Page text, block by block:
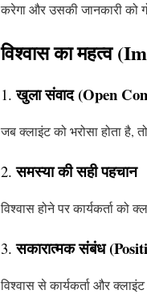
करेगा और उसकी जानकारी को
विश्वास का महत्व
1.खुला संवाद (Open
जब क्लाइंट को भरोसा होता है,
2.समस्या की सही पहचान
विश्वास होने पर कार्यकर्ता को
3.सकारात्मक संबंध
विश्वास से कार्यकर्ता और